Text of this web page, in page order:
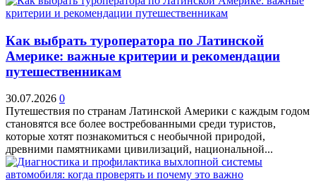
Как выбрать туроператора по Латинской
Америке: важные критерии и рекомендации
путешественникам
30.07.2026 0
Путешествия по странам Латинской Америки с каждым годом
становятся все более востребованными среди туристов,
которые хотят познакомиться с необычной природой,
древними памятниками цивилизаций, национальной...